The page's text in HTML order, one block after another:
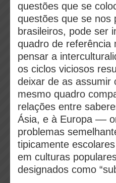
questões que se
questões que se nos
brasileiros, pode ser
quadro de referência
pensar a
os ciclos viciosos
deixar de as assumir
mesmo quadro
relações entre
Ásia, e à Europa ––
problemas
tipicamente
em culturas
designados como